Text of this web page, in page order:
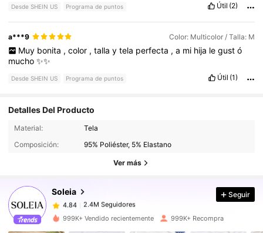
Desde SHEIN US Programa de puntos Útil (2)
a***9 Color: Multicolor / Talla: M
Muy bonita , color , talla y tela perfecta , a mi hija le gust ó
mucho✨✨
Desde SHEIN US Programa de puntos Útil (1)
Detalles Del Producto
Material:
Tela
Composición:
95% Poliéster, 5% Elastano
Ver más
Soleia
2.4M Seguidores
4.84
2.4M Seguidores
s***y pagó Hace 2 horas
Seguir
999K+ Vendido recientemente 999K+ Recompra